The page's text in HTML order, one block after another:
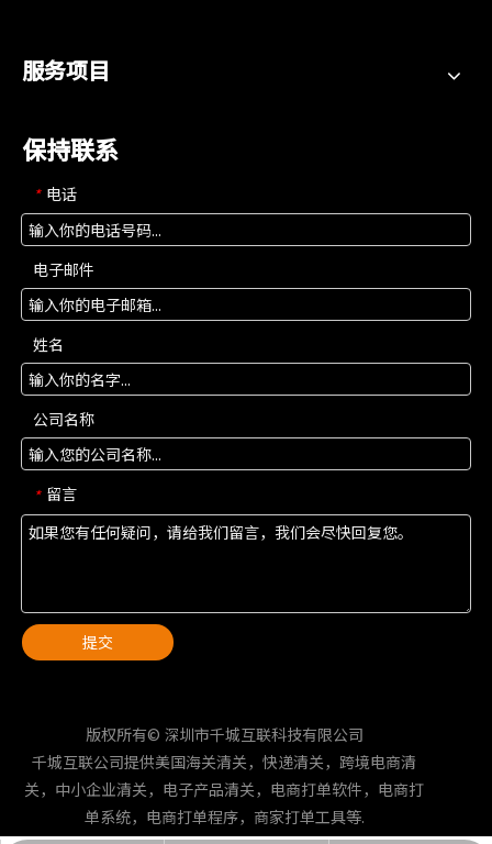
服务项目
保持联系
* 电话
电子邮件
姓名
公司名称
* 留言
提交
版权所有© 深圳市千城互联科技有限公司
千城互联公司提供美国海关清关，快递清关，跨境电商清
关，中小企业清关，电子产品清关，电商打单软件，电商打
单系统，电商打单程序，商家打单工具等.